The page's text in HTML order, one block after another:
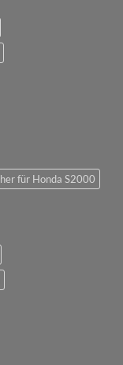
für Honda S2000